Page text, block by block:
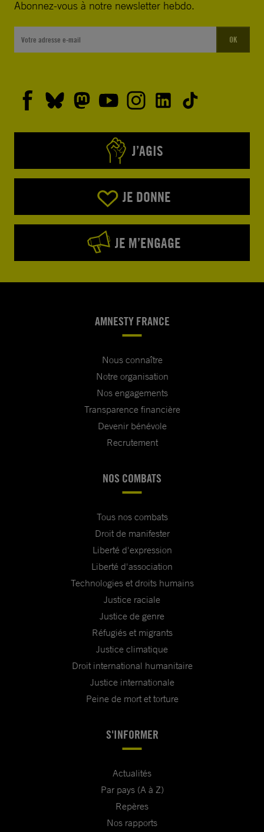
Abonnez-vous à notre newsletter hebdo.
OK
J’AGIS
JE DONNE
JE M’ENGAGE
AMNESTY FRANCE
Nous connaître
Notre organisation
Nos engagements
Transparence financière
Devenir bénévole
Recrutement
NOS COMBATS
Tous nos combats
Droit de manifester
Liberté d'expression
Liberté d'association
Technologies et droits humains
Justice raciale
Justice de genre
Réfugiés et migrants
Justice climatique
Droit international humanitaire
Justice internationale
Peine de mort et torture
S'INFORMER
Actualités
Par pays (A à Z)
Repères
Nos rapports